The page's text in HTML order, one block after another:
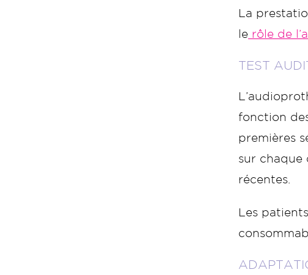
La
le rôle de
TEST
fonction
premières
sur chaque
récentes.
Les